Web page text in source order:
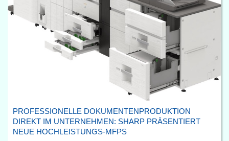
PROFESSIONELLE DOKUMENTENPRODUKTION
DIREKT IM UNTERNEHMEN: SHARP PRÄSENTIERT
NEUE HOCHLEISTUNGS-MFPS